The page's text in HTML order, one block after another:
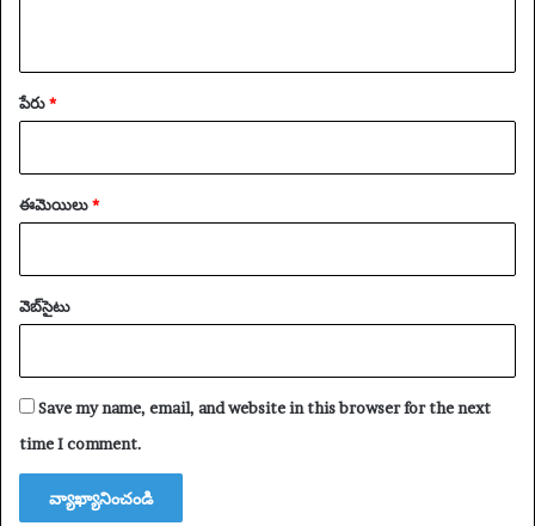
పేరు*
ఈమెయిలు*
వెబ్‌సైటు
Save my name, email, and website in this browser for the next
time I comment.